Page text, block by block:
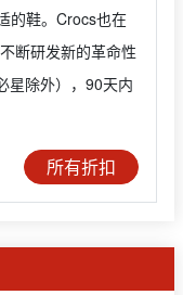
的鞋。Crocs也在
断研发新的革命性
星除外），90天内
所有折扣